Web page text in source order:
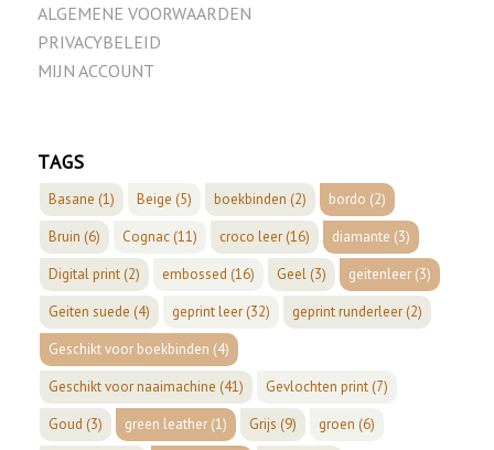
ALGEMENE VOORWAARDEN
PRIVACYBELEID
MIJN ACCOUNT
TAGS
Basane (1) Beige (5) boekbinden (2) bordo (2)
Bruin (6) Cognac(11) croco leer(16) diamante (3)
Digital print(2) embossed (16) Geel(3) geitenleer(3)
Geiten suede (4) geprint leer(32) geprint runderleer(2)
Geschikt voor boekbinden (4)
Geschikt voor naaimachine (41) Gevlochten print(7)
Goud (3) green leather(1) Grijs (9) groen (6)